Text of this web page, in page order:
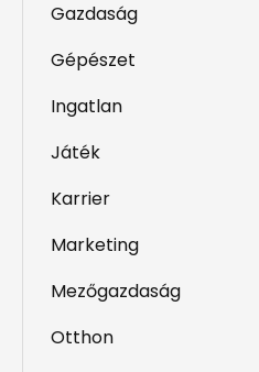
Gazdaság
Gépészet
Ingatlan
Játék
Karrier
Marketing
Mezőgazdaság
Otthon